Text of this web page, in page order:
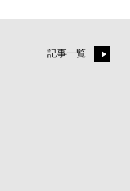
記事一覧